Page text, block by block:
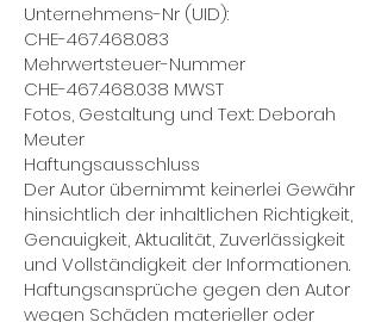
Unternehmens-Nr (UID):
CHE-467.468.083
Mehrwertsteuer-Nummer
CHE-467.468.038 MWST
Fotos, Gestaltung und Text: Deborah
Meuter
Haftungsausschluss
Der Autor übernimmt keinerlei Gewähr
hinsichtlich der inhaltlichen Richtigkeit,
Genauigkeit, Aktualität, Zuverlässigkeit
und Vollständigkeit der Informationen.
Haftungsansprüche gegen den Autor
wegen Schäden materieller oder